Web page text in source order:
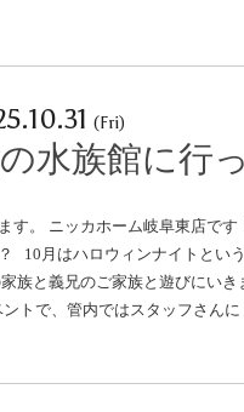
(Fri)
水族館に行
す。 ニッカホーム岐阜東店で
10月はハロウィンナイトとい
族と義兄のご家族と遊びにい
トで、管内ではスタッフさん